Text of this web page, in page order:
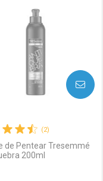
Menos
(2)
de Pentear Tresemmé
200ml
AVISE-ME